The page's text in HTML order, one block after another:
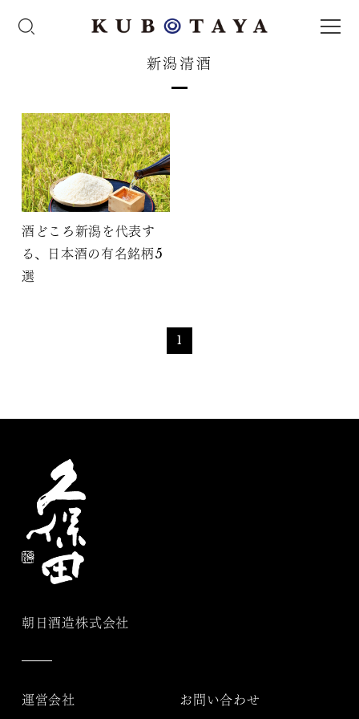
新潟清酒
酒どころ新潟を代表す
る、日本酒の有名銘柄5
選
1
朝日酒造株式会社
運営会社 お問い合わせ